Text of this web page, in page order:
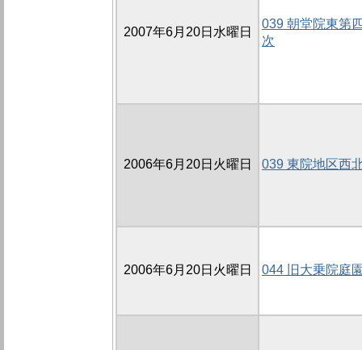
2007年6月20日水曜日
039 朝堂院東第
次
2006年6月20日火曜日 039 東院地区西
2006年6月20日火曜日 044 旧大乗院庭